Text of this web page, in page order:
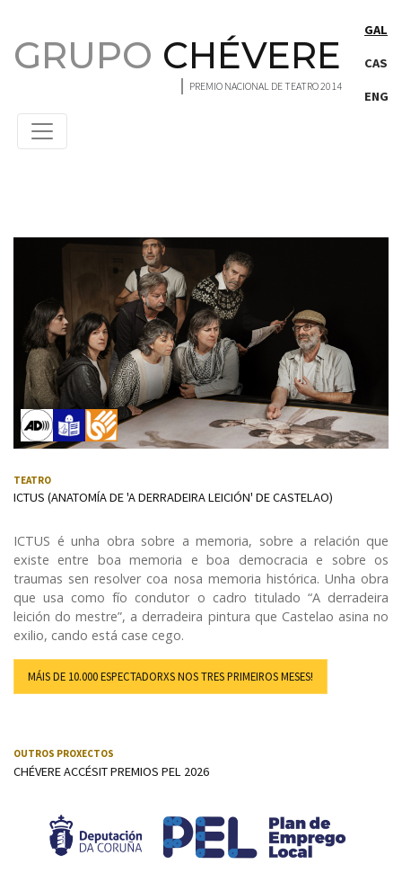
GRUPO CHÉVERE
PREMIO NACIONAL DE TEATRO 2014
GAL
CAS
ENG
Pages
Audiodescrición
Lectura fácilLSE (Lingua de signos española)
TEATRO
ICTUS (ANATOMÍA DE 'A DERRADEIRA LEICIÓN' DE CASTELAO)
ICTUS é unha obra sobre a memoria, sobre a relación que
existe entre boa memoria e boa democracia e sobre os
traumas sen resolver coa nosa memoria histórica. Unha obra
que usa como fío condutor o cadro titulado “A derradeira
leición do mestre”, a derradeira pintura que Castelao asina no
exilio, cando está case cego.
MÁIS DE 10.000 ESPECTADORXS NOS TRES PRIMEIROS MESES!
OUTROS PROXECTOS
CHÉVERE ACCÉSIT PREMIOS PEL 2026